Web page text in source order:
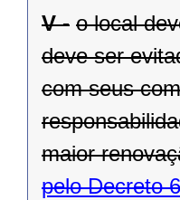
V - o local
deve ser
com seus
maior
pelo Decreto